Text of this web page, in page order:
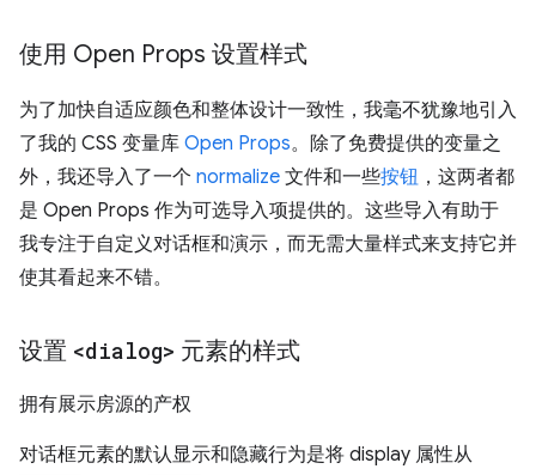
使用 Open Props 设置样式
为了加快自适应颜色和整体设计一致性，我毫不犹豫地引入
了我的 CSS 变量库 Open Props。除了免费提供的变量之
外，我还导入了一个 normalize 文件和一些按钮 ，这两者都
是 Open Props 作为可选导入项提供的。这些导入有助于
我专注于自定义对话框和演示，而无需大量样式来支持它并
使其看起来不错。
设置 <dialog> 元素的样式
拥有展示房源的产权
对话框元素的默认显示和隐藏行为是将 display 属性从